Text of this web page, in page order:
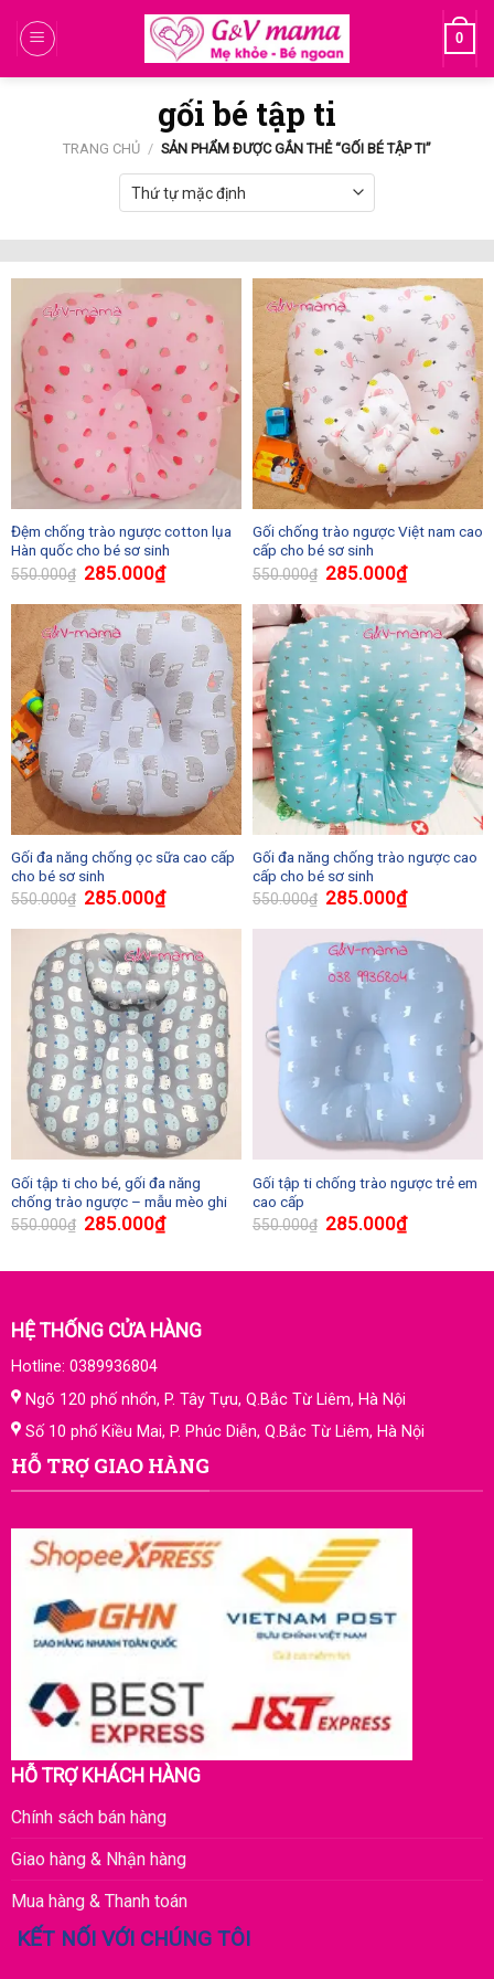
0
gối bé tập ti
TRANG CHỦ / SẢN PHẨM ĐƯỢC GẮN THẺ “GỐI BÉ TẬP TI”
Đệm chống trào ngược cotton lụa
Hàn quốc cho bé sơ sinh
550.000₫ 285.000₫
Gối chống trào ngược Việt nam cao
cấp cho bé sơ sinh
550.000₫ 285.000₫
Gối đa năng chống ọc sữa cao cấp
cho bé sơ sinh
550.000₫ 285.000₫
Gối đa năng chống trào ngược cao
cấp cho bé sơ sinh
550.000₫ 285.000₫
Gối tập ti cho bé, gối đa năng
chống trào ngược – mẫu mèo ghi
550.000₫ 285.000₫
Gối tập ti chống trào ngược trẻ em
cao cấp
550.000₫ 285.000₫
HỆ THỐNG CỬA HÀNG
Hotline: 0389936804
Ngõ 120 phố nhổn, P. Tây Tựu, Q.Bắc Từ Liêm, Hà Nội
Số 10 phố Kiều Mai, P. Phúc Diễn, Q.Bắc Từ Liêm, Hà Nội
HỖ TRỢ GIAO HÀNG
HỖ TRỢ KHÁCH HÀNG
Chính sách bán hàng
Giao hàng & Nhận hàng
Mua hàng & Thanh toán
KẾT NỐI VỚI CHÚNG TÔI